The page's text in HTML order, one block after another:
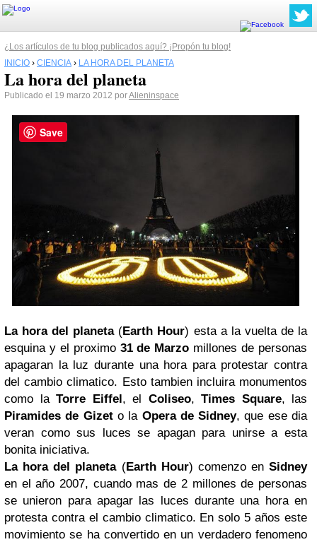
¿Los artículos de tu blog publicados aquí? ¡Propón tu blog!
INICIO › CIENCIA › LA HORA DEL PLANETA
La hora del planeta
Publicado el 19 marzo 2012 porAlieninspace
La hora del planeta(Earth Hour) esta a la vuelta de la
esquina y el proximo 31 de Marzo millones de personas
apagaran la luz durante una hora para protestar contra
del cambio climatico. Esto tambien incluira monumentos
como la Torre Eiffel, el Coliseo, Times Square, las
Piramides de Gizeto la Opera de Sidney, que ese dia
veran como sus luces se apagan para unirse a esta
bonita iniciativa.
La hora del planeta(Earth Hour) comenzo en Sidney
en el año 2007, cuando mas de 2 millones de personas
se unieron para apagar las luces durante una hora en
protesta contra el cambio climatico. En solo 5 años este
movimiento se ha convertido en un verdadero fenomeno
Save